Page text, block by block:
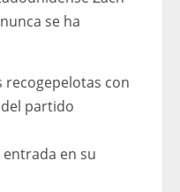
se ha
recogepelotas con
partido
en su